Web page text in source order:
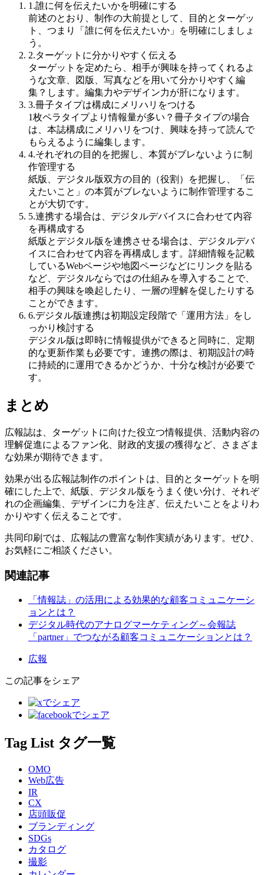
1.誰に何を伝えたいかを明確にする
前述のとおり、制作の大前提として、目的とターゲッ
ト、つまり「誰に何を伝えたいか」を明確にしましょ
う。
2.ターゲットに分かりやすく伝える
ターゲットを定めたら、相手が興味を持ってくれるよ
うな文章、図版、写真などを用いて分かりやすく編
集？します。編集力やデザイン力が肝になります。
3.冊子タイプは構成にメリハリをつける
1枚ペラタイプより情報量が多い？冊子タイプの場合
は、本誌構成にメリハリをつけ、興味を持って読んで
もらえるように編集します。
4.それぞれの目的を把握し、本質がブレないように制
作管理する
紙版、デジタル版双方の目的（役割）を把握し、「伝
えたいこと」の本質がブレないように制作管理するこ
とが大切です。
5.連携する場合は、デジタルデバイスに合わせて内容
を再構成する
紙版とデジタル版を連携させる場合は、デジタルデバ
イスに合わせて内容を再構成します。詳細情報を記載
しているWebページや地図ページなどにリンクを貼る
など、デジタルならではの仕組みを導入することで、
相手の興味を喚起したり、一層の理解を促したりする
ことができます。
6.デジタル版連携は初期設定段階で「運用方法」をし
っかり検討する
デジタル版は即時に情報提供ができると同時に、定期
的な更新作業も必要です。連携の際は、初期設計の時
に持続的に運用できるかどうか、十分な検討が必要で
す。
まとめ
広報誌は、ターゲットに向けた役立つ情報提供、活動内容の
理解促進によるファン化、財政的支援の獲得など、さまざま
な効果が期待できます。
効果が出る広報誌制作のポイントは、目的とターゲットを明
確にした上で、紙版、デジタル版をうまく使い分け、それぞ
れの企画編集、デザインに力を注ぎ、伝えたいことをよりわ
かりやすく伝えることです。
共同印刷では、広報誌の豊富な制作実績があります。ぜひ、
お気軽にご相談ください。
関連記事
「情報誌」の活用による効果的な顧客コミュニケーシ
ョンとは？
デジタル時代のアナログマーケティング～会報誌
「partner」でつながる顧客コミュニケーションとは？
広報
この記事をシェア
Tag List タグ一覧
OMO
Web広告
IR
CX
店頭販促
ブランディング
SDGs
カタログ
撮影